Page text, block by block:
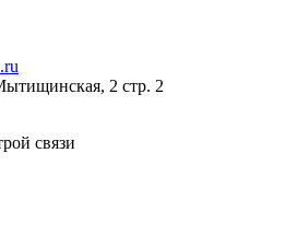
2 стр. 2
связи